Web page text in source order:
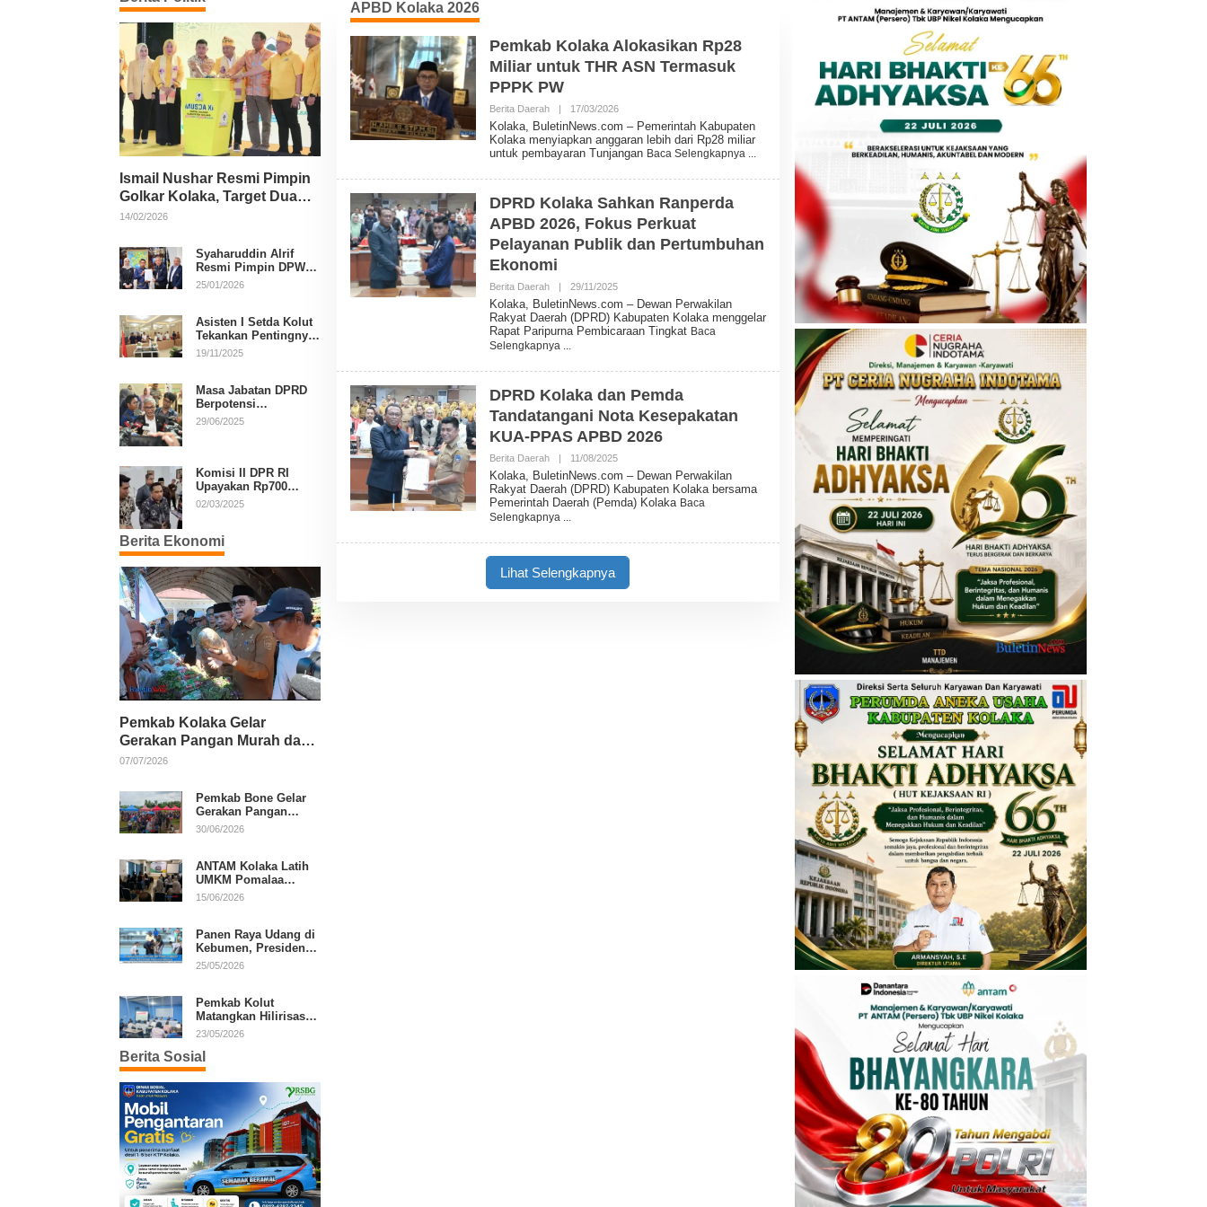
Ismail Nushar Resmi Pimpin
Golkar Kolaka, Target Dua
Kursi per Dapil
14/02/2026
Syaharuddin Alrif
Resmi Pimpin DPW
NasDem Sulsel
25/01/2026
Asisten I Setda Kolut
Tekankan Pentingnya
Pendidikan Politik
19/11/2025
Masa Jabatan DPRD
Berpotensi
Diperpanjang, Aria
29/06/2025
Komisi II DPR RI
Upayakan Rp700
Miliar dari APBN
Putusan MK
02/03/2025
Berita Ekonomi
Pemkab Kolaka Gelar
Gerakan Pangan Murah dan
Salurkan Pupuk Organik
07/07/2026
Pemkab Bone Gelar
Gerakan Pangan
Murah, Warga Serbu
30/06/2026
ANTAM Kolaka Latih
UMKM Pomalaa
Kembangkan Produk
15/06/2026
Panen Raya Udang di
Kebumen, Presiden
Prabowo Tekankan
25/05/2026
Pemkab Kolut
Matangkan Hilirisasi
Kakao dan Kelapa,
Daerah
23/05/2026
Berita Sosial
APBD Kolaka 2026
Pemkab Kolaka Alokasikan Rp28
Miliar untuk THR ASN Termasuk
PPPK PW
Berita Daerah | 17/03/2026O
E
H
B
E
T
I
N
Kolaka, BuletinNews.com – Pemerintah Kabupaten
Kolaka menyiapkan anggaran lebih dari Rp28 miliar
untuk pembayaran Tunjangan Baca Selengkapnya
DPRD Kolaka Sahkan Ranperda
APBD 2026, Fokus Perkuat
Pelayanan Publik dan Pertumbuhan
Ekonomi
Berita Daerah | 29/11/2025O
E
H
B
E
I
N
N
E
S
Kolaka, BuletinNews.com – Dewan Perwakilan
Rakyat Daerah (DPRD) Kabupaten Kolaka menggelar
Rapat Paripurna Pembicaraan Tingkat Baca
Selengkapnya
DPRD Kolaka dan Pemda
Tandatangani Nota Kesepakatan
KUA-PPAS APBD 2026
Berita Daerah | 11/08/2025O
E
H
B
E
T
Kolaka, BuletinNews.com – Dewan Perwakilan
Rakyat Daerah (DPRD) Kabupaten Kolaka bersama
Pemerintah Daerah (Pemda) Kolaka Baca
Selengkapnya
Lihat Selengkapnya